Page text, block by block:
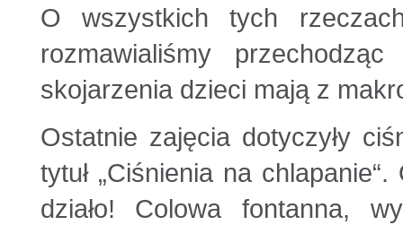
O wszystkich tych
rozmawialiśmy
skojarzenia dzieci mają z
Ostatnie zajęcia dotyczyły
tytuł „Ciśnienia na chlapanie“.
działo! Colowa fontanna,